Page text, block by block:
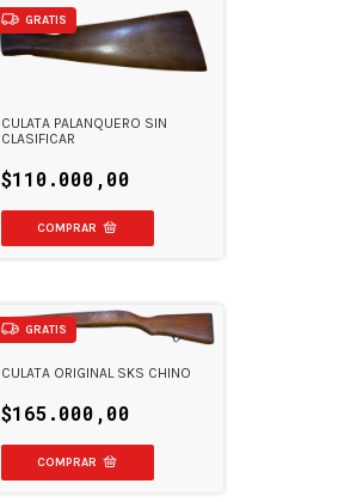
GRATIS
CULATA PALANQUERO SIN
CLASIFICAR
$110.000,00
GRATIS
CULATA ORIGINAL SKS CHINO
$165.000,00